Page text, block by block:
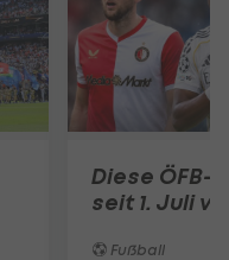
Diese ÖFB-
seit 1. Juli
Fußball